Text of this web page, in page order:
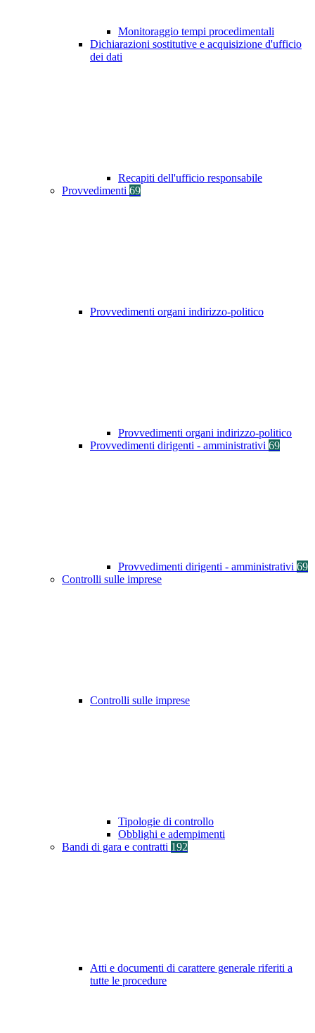
Monitoraggio tempi procedimentali
Dichiarazioni sostitutive e acquisizione d'ufficio
dei dati
Recapiti dell'ufficio responsabile
Provvedimenti 69
Provvedimenti organi indirizzo-politico
Provvedimenti organi indirizzo-politico
Provvedimenti dirigenti - amministrativi 69
Provvedimenti dirigenti - amministrativi 69
Controlli sulle imprese
Controlli sulle imprese
Tipologie di controllo
Obblighi e adempimenti
Bandi di gara e contratti 192
Atti e documenti di carattere generale riferiti a
tutte le procedure